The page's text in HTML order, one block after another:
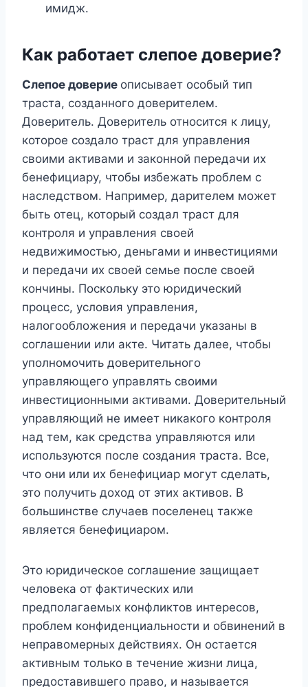
имидж.
Как работает слепое доверие?
Слепое доверие описывает особый тип
траста, созданного доверителем.
Доверитель. Доверитель относится к лицу,
которое создало траст для управления
своими активами и законной передачи их
бенефициару, чтобы избежать проблем с
наследством. Например, дарителем может
быть отец, который создал траст для
контроля и управления своей
недвижимостью, деньгами и инвестициями
и передачи их своей семье после своей
кончины. Поскольку это юридический
процесс, условия управления,
налогообложения и передачи указаны в
соглашении или акте. Читать далее, чтобы
уполномочить доверительного
управляющего управлять своими
инвестиционными активами. Доверительный
управляющий не имеет никакого контроля
над тем, как средства управляются или
используются после создания траста. Все,
что они или их бенефициар могут сделать,
это получить доход от этих активов. В
большинстве случаев поселенец также
является бенефициаром.
Это юридическое соглашение защищает
человека от фактических или
предполагаемых конфликтов интересов,
проблем конфиденциальности и обвинений в
неправомерных действиях. Он остается
активным только в течение жизни лица,
предоставившего право, и называется